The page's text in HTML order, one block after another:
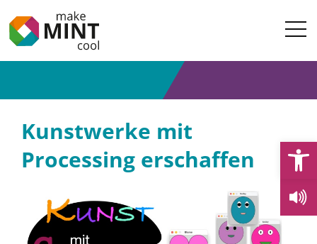
Kunstwerke mit
Processing erschaffen